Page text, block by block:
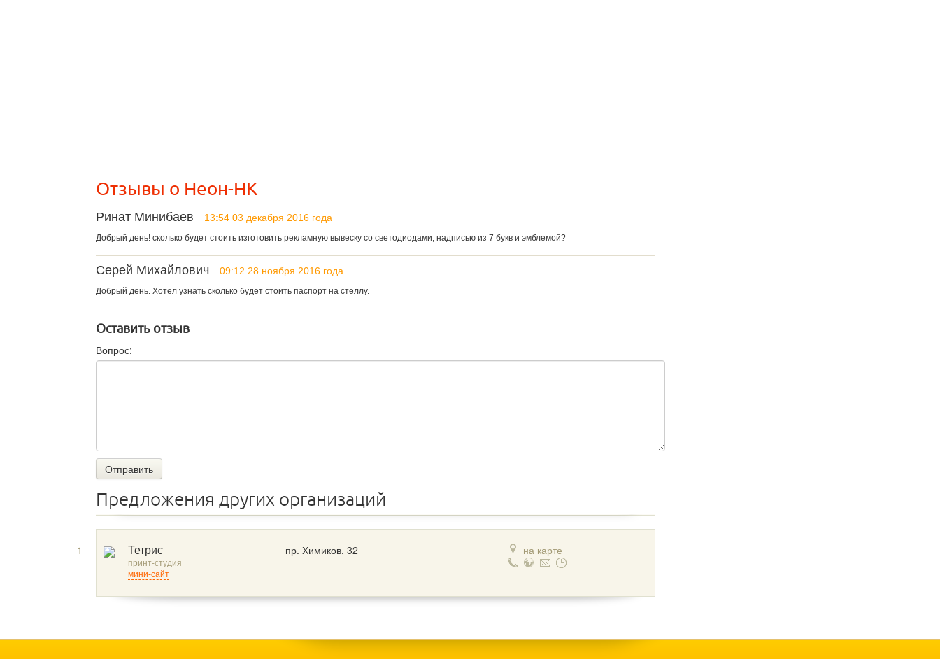
Отзывы о Неон-НК
Ринат Минибаев 13:54 03 декабря 2016 года
Добрый день! сколько будет стоить изготовить рекламную вывеску со светодиодами, надписью из 7 букв и эмблемой?
Серей Михайлович 09:12 28 ноября 2016 года
Добрый день. Хотел узнать сколько будет стоить паспорт на стеллу.
Оставить отзыв
Вопрос:
Отправить
Предложения других организаций
1
Тетрис
принт-студия
мини-сайт
пр. Химиков, 32 на карте